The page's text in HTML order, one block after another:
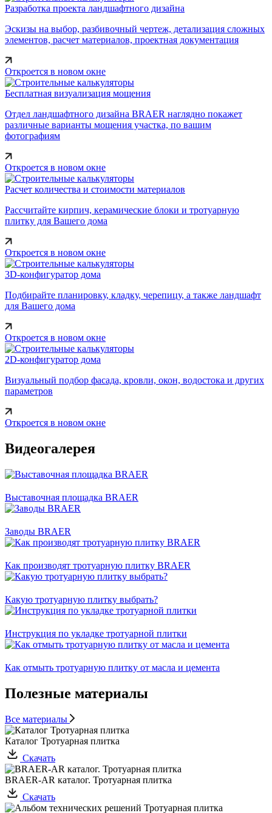
Разработка проекта ландшафтного дизайна
Эскизы на выбор, разбивочный чертеж, детализация сложных
элементов, расчет материалов, проектная документация
Откроется в новом окне
Бесплатная визуализация мощения
Отдел ландшафтного дизайна BRAER наглядно покажет
различные варианты мощения участка, по вашим
фотографиям
Откроется в новом окне
Расчет количества и стоимости материалов
Рассчитайте кирпич, керамические блоки и тротуарную
плитку для Вашего дома
Откроется в новом окне
3D-конфигуратор дома
Подбирайте планировку, кладку, черепицу, а также ландшафт
для Вашего дома
Откроется в новом окне
2D-конфигуратор дома
Визуальный подбор фасада, кровли, окон, водостока и других
параметров
Откроется в новом окне
Видеогалерея
Выставочная площадка BRAER
Заводы BRAER
Как производят тротуарную плитку BRAER
Какую тротуарную плитку выбрать?
Инструкция по укладке тротуарной плитки
Как отмыть тротуарную плитку от масла и цемента
Полезные материалы
Все материалы
Каталог Тротуарная плитка
Скачать
BRAER-AR каталог. Тротуарная плитка
Скачать